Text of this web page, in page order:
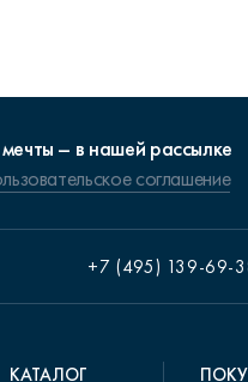
– в нашей рассылке
соглашение
+7 (495) 139-69-
КАТАЛОГ